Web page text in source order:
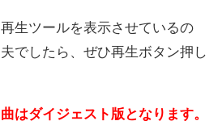
生ツールを表示させているの
でしたら、ぜひ再生ボタン押し
はダイジェスト版となります。